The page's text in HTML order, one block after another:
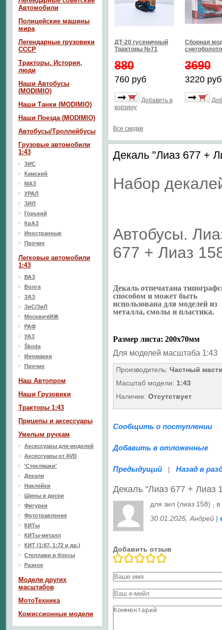
ДТ-20 гусеничный
Тракторы №71
880
760 руб
Добавить в
корзину
Сборная
3690
3220 руб
Все скидки
Декаль "Лиаз 677 +
Набор
Автобусы.
677 + Лиаз
Декаль отпечатана
способом и может быть
использована для моделей из
металла, смолы и пластика.
Размер листа: 200х70мм
Для моделей масштаба 1:43
Производитель: Частный
Масштаб модели: 1:43
Наличие: Отсутствует
Сообщить о поступлении
Добавить в отложенные
Предыдущий | Назад в
Декаль "Лиаз 677 + Лиаз
для зил (лиаз 158) ,
30.01.2025 , Андрей |
Добавить отзыв
Автомобили
Полицейские машины
мира
Легендарные грузовики
СССР
Тракторы. История,
люди
Наши Автобусы
(MODIMIO)
Наши Танки (MODIMIO)
Наши Поезда (MODIMIO)
Автобусы/Троллейбусы
Грузовые автомобили
1:43
ЗИС
Камский
МАЗ
УРАЛ
ЗИЛ
Горький
КрАЗ
Иностранные
Прочие
Легковые автомобили
1:43
ВАЗ
Волга
ЗАЗ
ЗиС/ЗиЛ
Москвич/ИЖ
РАФ
УАЗ
Škoda
Иномарки
Прочие
Наш Aвтопром
Наши Грузовики
Тракторы 1:43
Прицепы и аксессуары
Умелым ручкам
Аксессуары для моделей
Аксессуары от AVD
'Стекляшки'
Декали
Наклейки
Шины и диски
Фигурки
Фототравление
КИТы
КИТы-металл
КИТ (1:87, 1:72 и др.)
Стеллажи и боксы
Разное
Модели других
масштабов
МотоТехника
Комиссионные модели